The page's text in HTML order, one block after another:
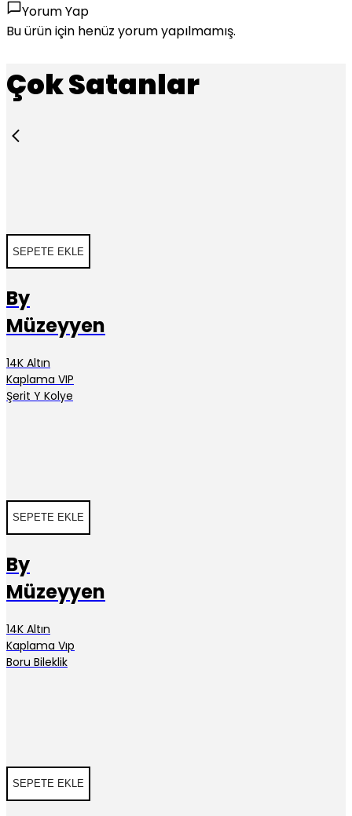
Yorum Yap
Bu ürün için henüz yorum yapılmamış.
Çok Satanlar
SEPETE EKLE
By
Müzeyyen
14K Altın
Kaplama VIP
Şerit Y Kolye
SEPETE EKLE
By
Müzeyyen
14K Altın
Kaplama Vıp
Boru Bileklik
SEPETE EKLE